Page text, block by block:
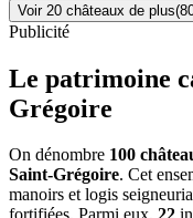
Voir 20 châteaux de plus(
Publicité
Le patrimoine
Grégoire
On dénombre 100
Saint-Grégoire. Cet
manoirs et logis